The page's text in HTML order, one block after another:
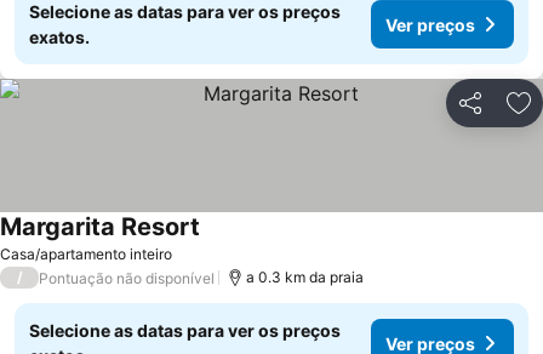
Selecione as datas para ver os preços
exatos.
Ver preços
Partilhar
Casa/apartamento inteiro
Margarita Resort
/ Pontuação não disponível a 0.3 km da praia
Selecione as datas para ver os preços
Ver preços